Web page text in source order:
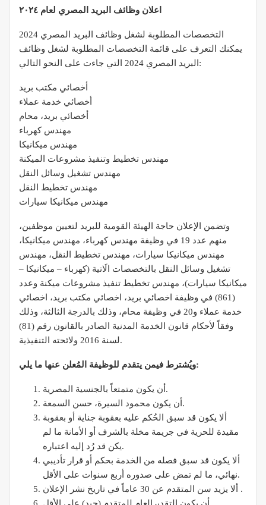
اعلان وظائف البريد المصري لعام ٢٠٢٤
التخصصات المطلوبة لشغل وظائف البريد المصري 2024
يمكنك التعرف على قائمة التخصصات المطلوبة لشغل وظائف
البريد المصري 2024 التي جاءت على النحو التالي:
أخصائي مكتب بريد
أخصائي خدمة عملاء
أخصائي بريد، محام
مهندس كهرباء
مهندس ميكانيكا
مهندس تخطيط وتنفيذ مشروعات الميكنة
مهندس تشغيل وسائل النقل
مهندس تخطيط النقل
مهندس ميكانيكا سيارات
وتضمن الإعلان حاجة الهيئة القومية للبريد لتعيين موظفين،
منهم عدد 19 في وظيفة مهندس كهرباء، مهندس ميكانيكا،
مهندس ميكانيكا سيارات، مهندس تخطيط النقل، مهندس
تشغيل وسائل النقل بالتخصصات الَاتية (كهرباء – ميكانيكا –
ميكانيكا سيارات)، مهندس تخطيط تنفيذ مشروعات ميكنة وعدد
(861) في وظيفة اخصائي بريد، اخصائي مكتب بريد، اخصائي
خدمة عملاء و20 في وظيفة محام، وذلك بالدرجة الثالثة، وذلك
وفقاً لأحكام قانون الخدمة المدنية الصادر بالقانون رقم (81)
لسنة 2016 ولائحته التنفيذية.
ويُشترط فيمن يتقدم للوظيفة المُعلن عنها ما يلي:
أن يكون متمتعاً بالجنسية المصرية.
أن يكون محمود السيرة، حسن السمعة.
ألا يكون قد سبق الحُكم عليه بعقوبة جناية أو بعقوبة
مقيدة للحرية في جريمة مخلة بالشرف أو الأمانة ما لم
يكن قد رُد إليه اعتباره.
ألا يكون قد سبق فصله من الخدمة بحكم أو قرار تأديبي
نهائي، ما لم تمض على صدوره أربع سنوات على الأقل.
ألا يزيد سن المتقدم عن 30 عاماً في تاريخ نشر الإعلان .